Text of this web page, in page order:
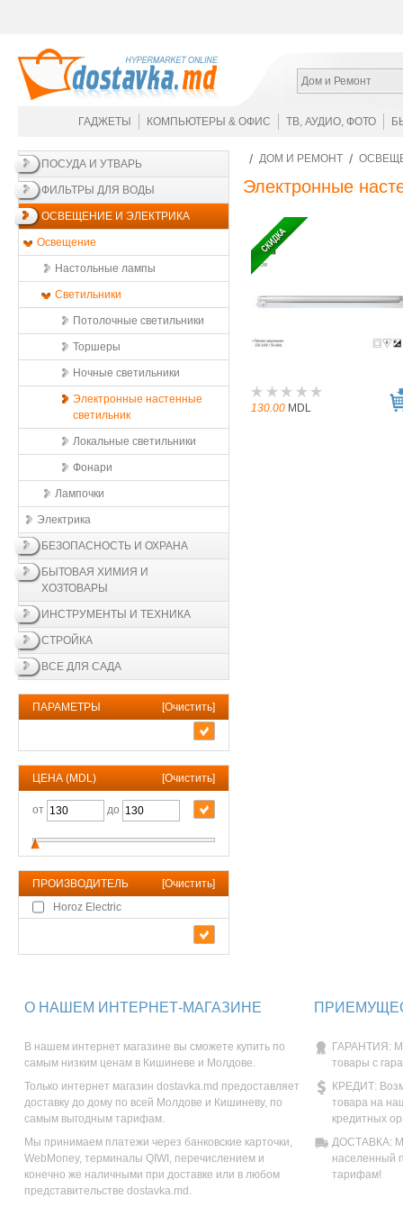
Дом и Ремонт
ГАДЖЕТЫ КОМПЬЮТЕРЫ & ОФИС ТВ, АУДИО, ФОТО
ПОСУДА И УТВАРЬ
ФИЛЬТРЫ ДЛЯ ВОДЫ
ОСВЕЩЕНИЕ И ЭЛЕКТРИКА
Освещение
Настольные лампы
Светильники
Потолочные светильники
Торшеры
Ночные светильники
Электронные настенные
светильник
Локальные светильники
Фонари
Лампочки
Электрика
БЕЗОПАСНОСТЬ И ОХРАНА
БЫТОВАЯ ХИМИЯ И
ХОЗТОВАРЫ
ИНСТРУМЕНТЫ И ТЕХНИКА
СТРОЙКА
ВСЕ ДЛЯ САДА
ПАРАМЕТРЫ [Очистить]
ЦЕНА (MDL) [Очистить]
от до
ПРОИЗВОДИТЕЛЬ [Очистить]
Horoz Electric
ДОМ И РЕМОНТ
Электронные
130.00 MDL
О НАШЕМ ИНТЕРНЕТ-МАГАЗИНЕ
В нашем интернет магазине вы сможете купить по
самым низким ценам в Кишиневе и Молдове.
Только интернет магазин dostavka.md предоставляет
доставку до дому по всей Молдове и Кишиневу, по
самым выгодным тарифам.
Мы принимаем платежи через банковские карточки,
WebMoney, терминалы QIWI, перечислением и
конечно же наличными при доставке или в любом
представительстве dostavka.md.
ГАРАНТИЯ:
товары с
КРЕДИТ:
товара на
кредитных
ДОСТАВКА:
населенный
тарифам!